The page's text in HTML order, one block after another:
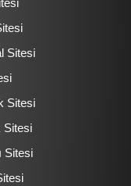
Sitesi
Sitesi
Sitesi
Sitesi